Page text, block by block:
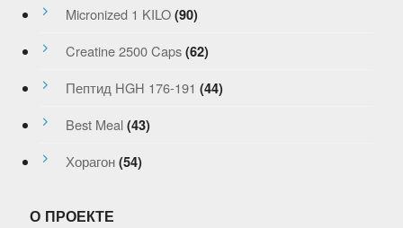
Micronized 1 KILO (90)
Creatine 2500 Caps (62)
Пептид HGH 176-191 (44)
Best Meal (43)
Хорагон (54)
О ПРОЕКТЕ